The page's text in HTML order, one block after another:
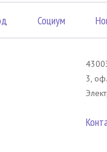
Социум
3,